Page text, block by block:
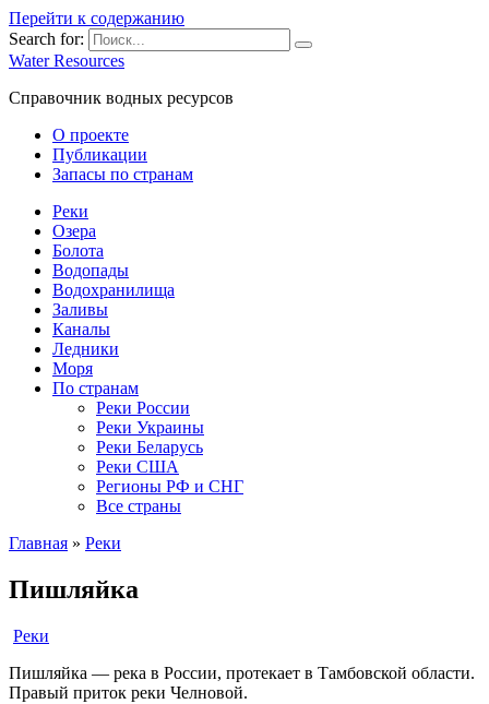
Перейти к содержанию
Search for:
Water Resources
Справочник водных ресурсов
О проекте
Публикации
Запасы по странам
Реки
Озера
Болота
Водопады
Водохранилища
Заливы
Каналы
Ледники
Моря
По странам
Реки России
Реки Украины
Реки Беларусь
Реки США
Регионы РФ и СНГ
Все страны
Главная » Реки
Пишляйка
Реки
Пишляйка — река в России, протекает в Тамбовской области.
Правый приток реки Челновой.